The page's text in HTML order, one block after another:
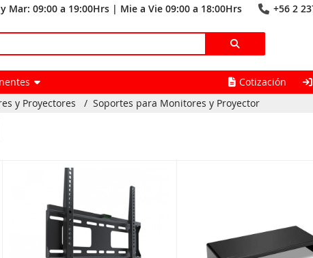
Mar: 09:00 a 19:00Hrs | Mie a Vie 09:00 a 18:00Hrs +56 2
Cotización
y Proyectores / Soportes para Monitores y Proyector